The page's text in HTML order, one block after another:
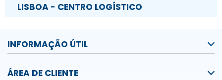
LISBOA - CENTRO LOGÍSTICO
INFORMAÇÃO ÚTIL
ÁREA DE CLIENTE